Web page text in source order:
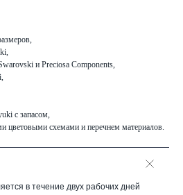
и Preciosa Components,
с запасом,
цветовыми схемами и перечнем материалов.
в течение двух рабочих дней